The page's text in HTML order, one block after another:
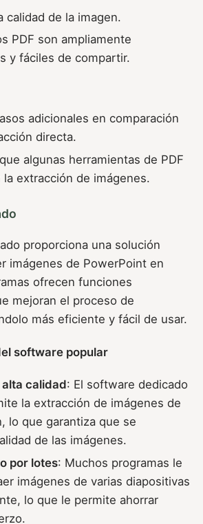
calidad de la imagen.
PDF son ampliamente
y fáciles de compartir.
adicionales en comparación
directa.
algunas herramientas de PDF
la extracción de imágenes.
proporciona una solución
imágenes de PowerPoint en
ofrecen funciones
mejoran el proceso de
más eficiente y fácil de usar.
software popular
calidad: El software dedicado
la extracción de imágenes de
lo que garantiza que se
de las imágenes.
por lotes: Muchos programas le
imágenes de varias diapositivas
lo que le permite ahorrar